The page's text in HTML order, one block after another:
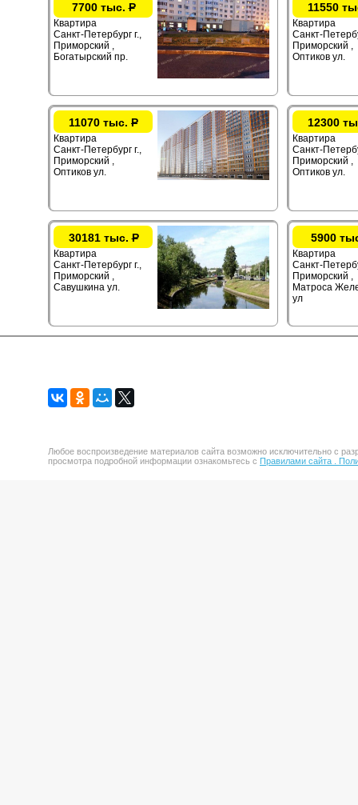
7700 тыс.Р
Квартира
Санкт-Петербург г.,
Приморский ,
Богатырский пр.
11550
Квартира
Санкт-
Приморский ,
Оптиков ул.
11070 тыс. Р
Квартира
Санкт-Петербург г.,
Приморский ,
Оптиков ул.
12300
Квартира
Санкт-
Приморский ,
Оптиков ул.
30181 тыс.Р
Квартира
Санкт-Петербург г.,
Приморский ,
Савушкина ул.
5900
Квартира
Санкт-
Приморский ,
Матроса
ул
Любое воспроизведение материалов сайта возможно исключительно с
просмотра подробной информации ознакомьтесь с Правилами сайта .